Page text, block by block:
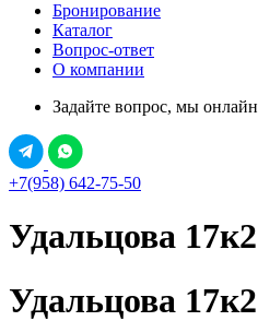
Бронирование
Каталог
Вопрос-ответ
О компании
Задайте вопрос, мы онлайн
+7(958) 642-75-50
Удальцова 17к2
Удальцова 17к2